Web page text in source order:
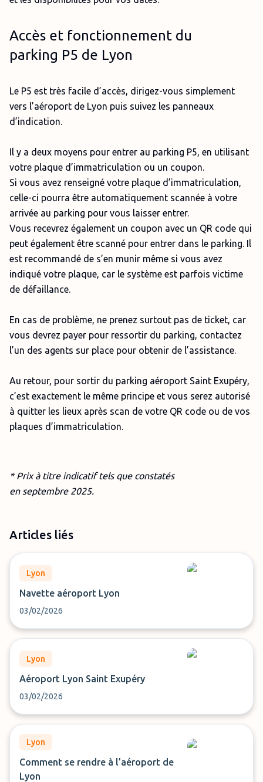
Accès et fonctionnement du
parking P5 de Lyon
Le P5 est très facile d’accès, dirigez-vous simplement
vers l’aéroport de Lyon puis suivez les panneaux
d’indication.
Il y a deux moyens pour entrer au parking P5, en utilisant
votre plaque d’immatriculation ou un coupon.
Si vous avez renseigné votre plaque d’immatriculation,
celle-ci pourra être automatiquement scannée à votre
arrivée au parking pour vous laisser entrer.
Vous recevrez également un coupon avec un QR code qui
peut également être scanné pour entrer dans le parking. Il
est recommandé de s’en munir même si vous avez
indiqué votre plaque, car le système est parfois victime
de défaillance.
En cas de problème, ne prenez surtout pas de ticket, car
vous devrez payer pour ressortir du parking, contactez
l’un des agents sur place pour obtenir de l’assistance.
Au retour, pour sortir du parking aéroport Saint Exupéry,
c’est exactement le même principe et vous serez autorisé
à quitter les lieux après scan de votre QR code ou de vos
plaques d’immatriculation.
* Prix à titre indicatif tels que constatés
en septembre2025.
Articles liés
Lyon
Navette aéroport Lyon
03/02/2026
Lyon
Aéroport Lyon Saint Exupéry
03/02/2026
Lyon
Comment se rendre à l’aéroport de
Lyon